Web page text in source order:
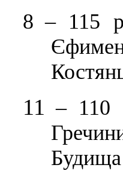
8 –115
11 –110
Будища